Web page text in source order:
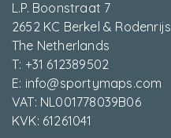
L.P. Boonstraat 7
2652 KC Berkel & Rodenrijs
The Netherlands
T: +31 612389502
E: info@sportymaps.com
VAT: NL001778039B06
KVK: 61261041